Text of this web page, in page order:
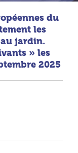
du
les
jardin.
» les
2025